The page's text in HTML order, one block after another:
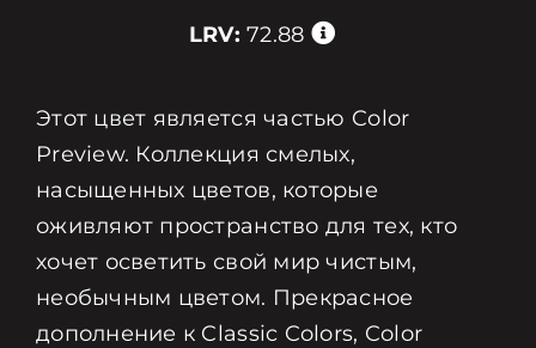
LRV: 72.88
Этот цвет является частью Color
Preview. Коллекция смелых,
насыщенных цветов, которые
оживляют пространство для тех, кто
хочет осветить свой мир чистым,
необычным цветом. Прекрасное
дополнение к Classic Colors, Color